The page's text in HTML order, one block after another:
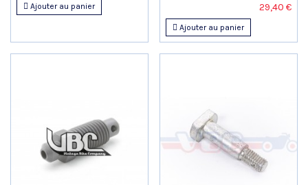
Ajouter au panier 29,40 €
Ajouter au panier